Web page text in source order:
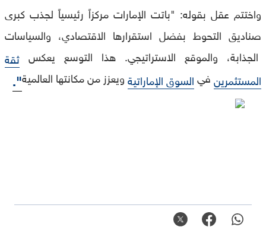
واختتم عقل بقوله: "باتت الإمارات مركزاً رئيسياً لجذب كبرى
صناديق التحوط بفضل استقرارها الاقتصادي، والسياسات
الجذابة، والموقع الاستراتيجي. هذا التوسع يعكس ثقة
المستثمرينفيالسوق الإماراتيةويعزز من مكانتها العالمية".